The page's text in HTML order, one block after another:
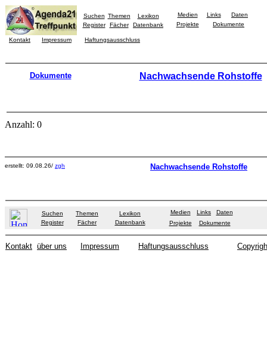
Suchen Themen
Lexikon
Register
Fächer Datenbank
Medien Links
Daten
Projekte
Dokumente
Kontakt Impressum Haftungsausschluss
Dokumente Nachwachsende Rohstoffe
Anzahl: 0
erstellt: 09.08.26/ zgh Nachwachsende Rohstoffe
Suchen Themen
Lexikon
Register
Fächer Datenbank
Medien Links
Daten
Projekte
Dokumente
Kontakt über uns Impressum Haftungsausschluss